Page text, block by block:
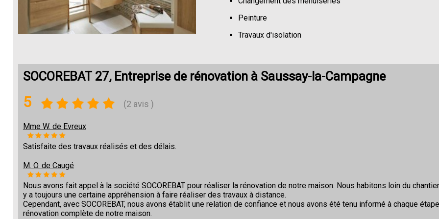
Peinture
Travaux d'isolation
SOCOREBAT 27, Entreprise de rénovation à Saussay-la-Campagne
5 (2 avis )
Mme W. de Evreux
Satisfaite des travaux réalisés et des délais.
M. O. de Caugé
Nous avons fait appel à la société SOCOREBAT pour réaliser la rénovation de notre maison. Nous habitons loin du
y a toujours une certaine appréhension à faire réaliser des travaux à distance.
Cependant, avec SOCOREBAT, nous avons établit une relation de confiance et nous avons été tenu informé à chaque
rénovation complète de notre maison.